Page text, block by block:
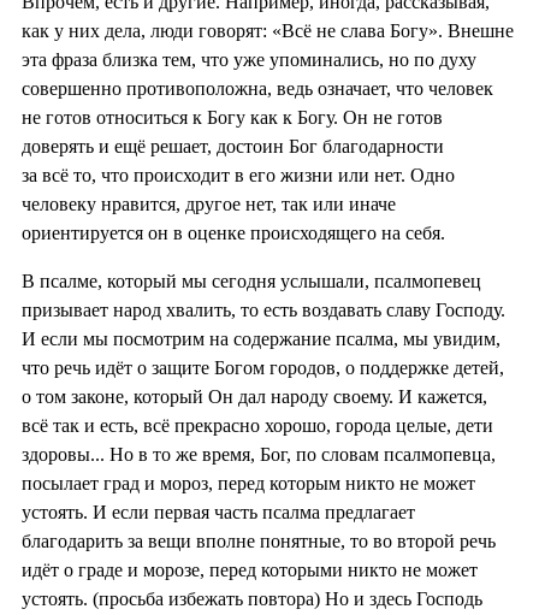
как у них дела, люди говорят: «Всё не слава Богу». Внешне
эта фраза близка тем, что уже упоминались, но по духу
совершенно противоположна, ведь означает, что человек
не готов относиться к Богу как к Богу. Он не готов
доверять и ещё решает, достоин Бог благодарности
за всё то, что происходит в его жизни или нет. Одно
человеку нравится, другое нет, так или иначе
ориентируется он в оценке происходящего на себя.
В псалме, который мы сегодня услышали, псалмопевец
призывает народ хвалить, то есть воздавать славу Господу.
И если мы посмотрим на содержание псалма, мы увидим,
что речь идёт о защите Богом городов, о поддержке детей,
о том законе, который Он дал народу своему. И кажется,
всё так и есть, всё прекрасно хорошо, города целые, дети
здоровы... Но в то же время, Бог, по словам псалмопевца,
посылает град и мороз, перед которым никто не может
устоять. И если первая часть псалма предлагает
благодарить за вещи вполне понятные, то во второй речь
идёт о граде и морозе, перед которыми никто не может
устоять. (просьба избежать повтора) Но и здесь Господь